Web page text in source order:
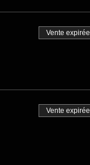
Vente expirée
Vente expirée